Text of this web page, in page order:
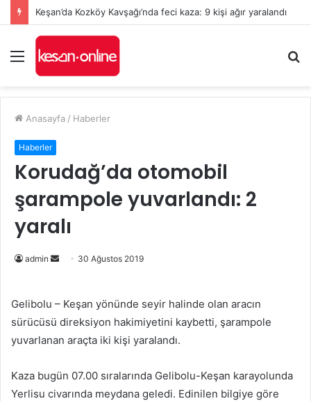
Keşan’da Kozköy Kavşağı’nda feci kaza: 9 kişi ağır yaralandı
Menü
...
Anasayfa / Haberler
Haberler
Korudağ’da otomobil
şarampole yuvarlandı: 2
yaralı
admin
Bir
göndermek
30 Ağustos 2019
Gelibolu – Keşan yönünde seyir halinde olan aracın
sürücüsü direksiyon hakimiyetini kaybetti, şarampole
yuvarlanan araçta iki kişi yaralandı.
Kaza bugün 07.00 sıralarında Gelibolu-Keşan karayolunda
Yerlisu civarında meydana geledi. Edinilen bilgiye göre